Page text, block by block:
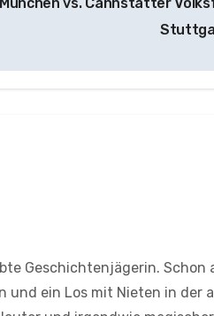
Geschichtenjägerin. Schon
und ein Los mit Nieten in der